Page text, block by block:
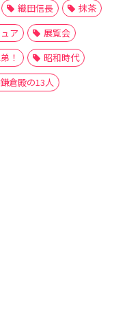
織田信長
抹茶
ア
展覧会
！
昭和時代
鎌倉殿の13人